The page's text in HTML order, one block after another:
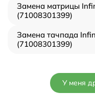
Замена матрицы
(71008301399)
Замена тачпада
(71008301399)
У меня